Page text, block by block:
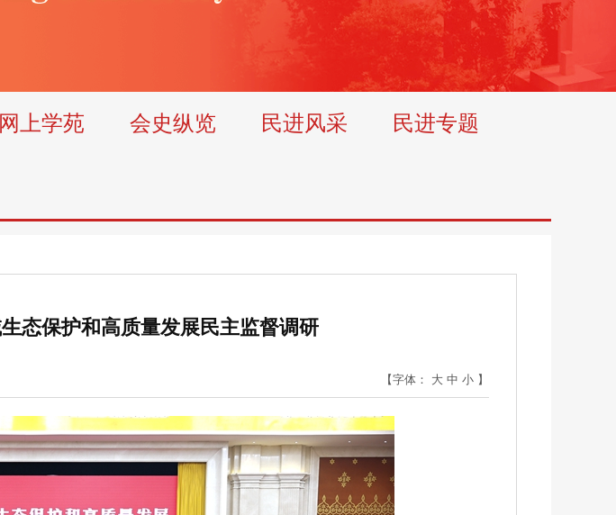
网上学苑 会史纵览 民进风采 民进专题
态保护和高质量发展民主监督调研
【字体： 大 中 小 】